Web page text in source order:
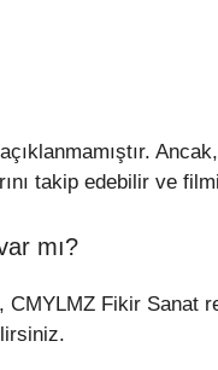
takip edebilir ve
mı?
CMYLMZ Fikir Sanat